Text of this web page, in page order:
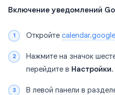
Включение уведомлений
Откройте
Нажмите на значок
перейдите в Настройки.
В левой панели в